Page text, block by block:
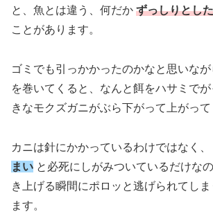
と、魚とは違う、何だか ずっしりとし
ことがあります。
ゴミでも引っかかったのかなと思いな
を巻いてくると、なんと餌をハサミで
きなモクズガニがぶら下がって上がって
カニは針にかかっているわけではなく、
まい と必死にしがみついているだけな
き上げる瞬間にポロッと逃げられてし
ます。